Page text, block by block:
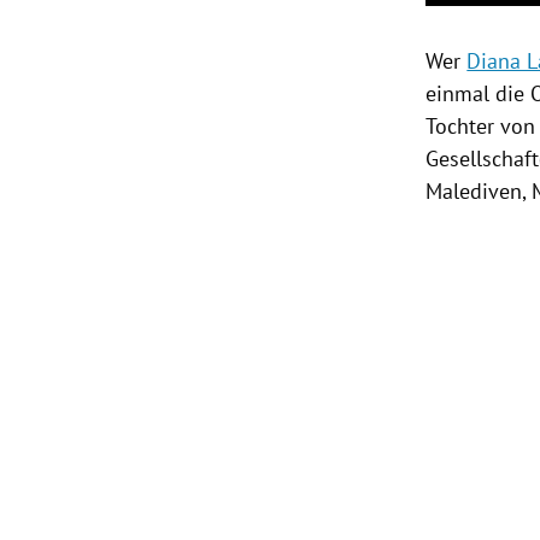
Wer Diana
einmal die
Tochter von
Malediven,